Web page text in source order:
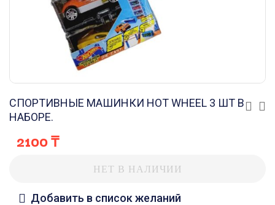
СПОРТИВНЫЕ МАШИНКИ HOT WHEEL 3 ШТ В
НАБОРЕ.
2100₸
НЕТ В НАЛИЧИИ
Добавить в список желаний